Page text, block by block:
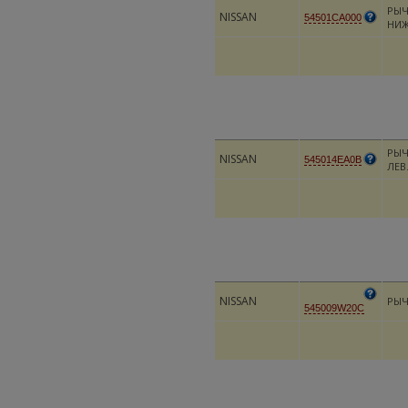
NISSAN 54501CA000
NISSAN 545014EA0B
NISSAN 545009W20C